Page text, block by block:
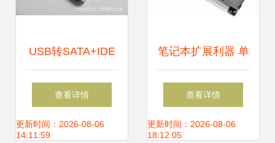
USB转SATA+IDE
易驱转接线 格瑞斯
的匠心之作，数据
查看详情
更新时间：2026-08-06
14:11:59
笔记本扩展利器 单
口USB3.0转
Express Card转接
查看详情
更新时间：2026-08-06
18:12:05